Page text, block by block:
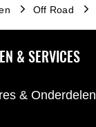
Off Road
& SERVICES
& Onderdelen